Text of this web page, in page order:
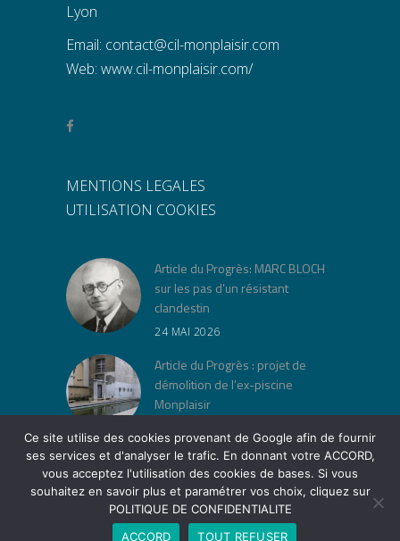
Lyon
Email: contact@cil-monplaisir.com
Web: www.cil-monplaisir.com/
MENTIONS LEGALES
UTILISATION COOKIES
Article du Progrès: MARC BLOCH
sur les pas d’un résistant
clandestin
24 MAI 2026
Article du Progrès : projet de
démolition de l’ex-piscine
Monplaisir
« Jeu de lois » à la Cité Musée
Tony Garnier
12 AVRIL 2026
Ce site utilise des cookies provenant de Google afin de fournir
ses services et d'analyser le trafic. En donnant votre ACCORD,
vous acceptez l'utilisation des cookies de bases. Si vous
souhaitez en savoir plus et paramétrer vos choix, cliquez sur
POLITIQUE DE CONFIDENTIALITE
ACCORD
TOUT REFUSER